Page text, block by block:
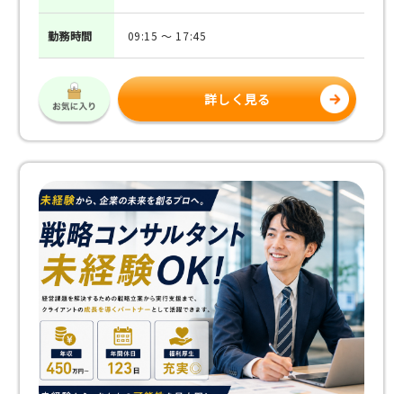
勤務時間 09:15 ～ 17:45
詳しく見る